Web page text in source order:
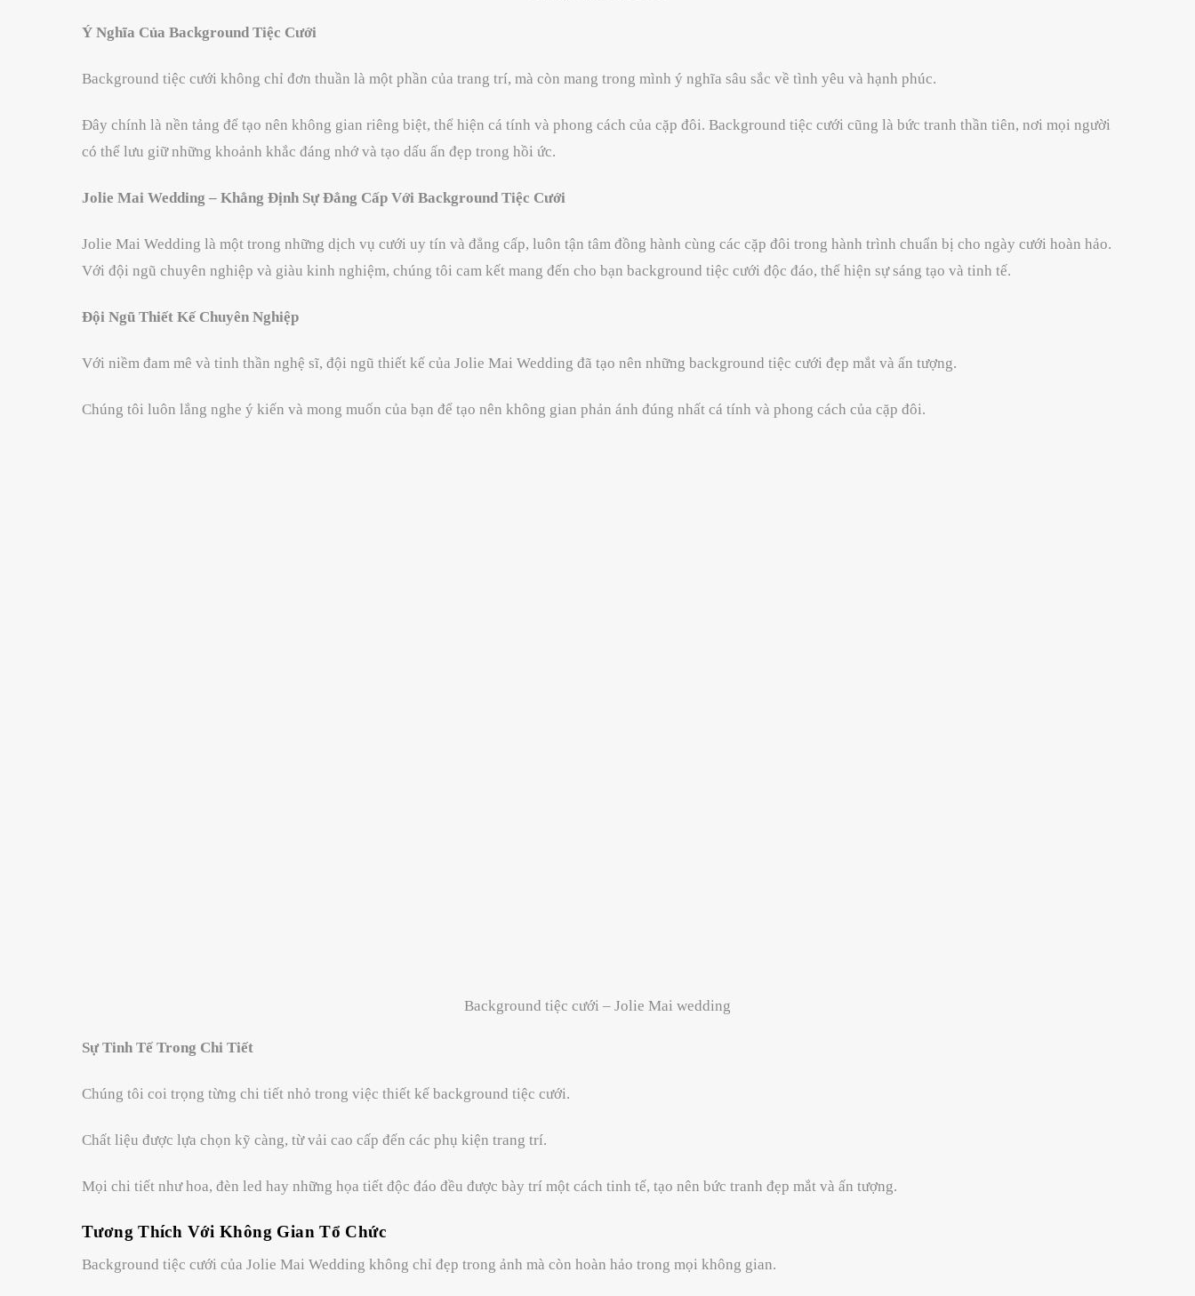
Ý Nghĩa Của Background Tiệc Cưới
Background tiệc cưới không chỉ đơn thuần là một phần của trang trí, mà còn mang trong mình ý nghĩa sâu sắc về tình yêu và hạnh phúc.
Đây chính là nền tảng để tạo nên không gian riêng biệt, thể hiện cá tính và phong cách của cặp đôi. Background tiệc cưới cũng là bức tranh thần tiên, nơi mọi người
có thể lưu giữ những khoảnh khắc đáng nhớ và tạo dấu ấn đẹp trong hồi ức.
Jolie Mai Wedding – Khẳng Định Sự Đẳng Cấp Với Background Tiệc Cưới
Jolie Mai Wedding là một trong những dịch vụ cưới uy tín và đẳng cấp, luôn tận tâm đồng hành cùng các cặp đôi trong hành trình chuẩn bị cho ngày cưới hoàn hảo.
Với đội ngũ chuyên nghiệp và giàu kinh nghiệm, chúng tôi cam kết mang đến cho bạn background tiệc cưới độc đáo, thể hiện sự sáng tạo và tinh tế.
Đội Ngũ Thiết Kế Chuyên Nghiệp
Với niềm đam mê và tinh thần nghệ sĩ, đội ngũ thiết kế của Jolie Mai Wedding đã tạo nên những background tiệc cưới đẹp mắt và ấn tượng.
Chúng tôi luôn lắng nghe ý kiến và mong muốn của bạn để tạo nên không gian phản ánh đúng nhất cá tính và phong cách của cặp đôi.
Background tiệc cưới – Jolie Mai wedding
Sự Tinh Tế Trong Chi Tiết
Chúng tôi coi trọng từng chi tiết nhỏ trong việc thiết kế background tiệc cưới.
Chất liệu được lựa chọn kỹ càng, từ vải cao cấp đến các phụ kiện trang trí.
Mọi chi tiết như hoa, đèn led hay những họa tiết độc đáo đều được bày trí một cách tinh tế, tạo nên bức tranh đẹp mắt và ấn tượng.
Tương Thích Với Không Gian Tổ Chức
Background tiệc cưới của Jolie Mai Wedding không chỉ đẹp trong ảnh mà còn hoàn hảo trong mọi không gian.